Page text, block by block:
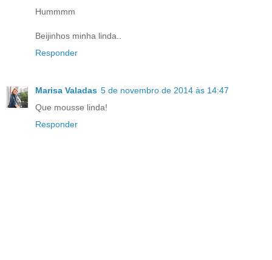
Hummmm
Beijinhos minha linda..
Responder
Marisa Valadas 5 de novembro de 2014 às 14:47
Que mousse linda!
Responder